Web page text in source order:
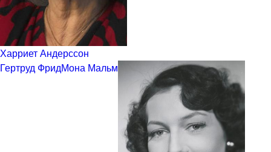
Харриет Андерссон
Гертруд ФридМона Мальм